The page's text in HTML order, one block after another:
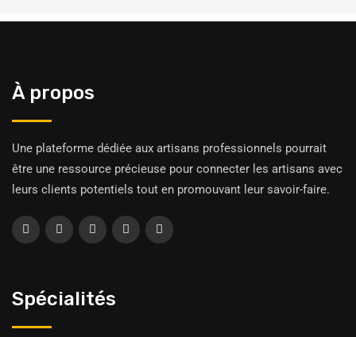
À propos
Une plateforme dédiée aux artisans professionnels pourrait
être une ressource précieuse pour connecter les artisans avec
leurs clients potentiels tout en promouvant leur savoir-faire.
Spécialités